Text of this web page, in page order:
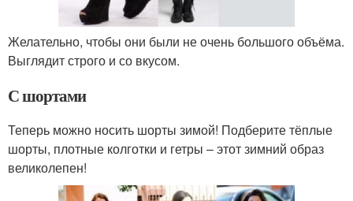
Желательно, чтобы они были не очень большого объёма.
Выглядит строго и со вкусом.
С шортами
Теперь можно носить шорты зимой! Подберите тёплые
шорты, плотные колготки и гетры – этот зимний образ
великолепен!